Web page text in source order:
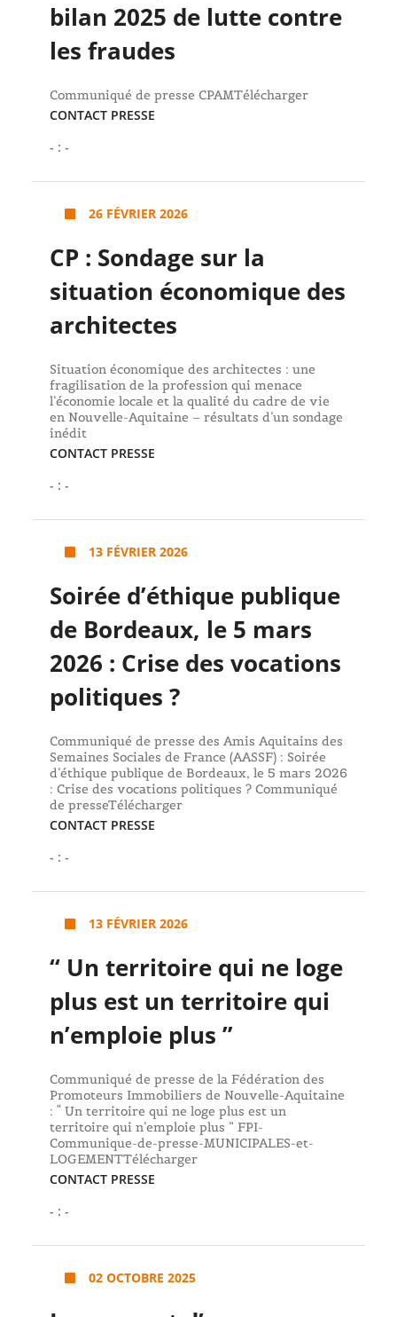
bilan 2025 de lutte contre
les fraudes
Communiqué de presse CPAMTélécharger
CONTACT PRESSE
- : -
26 FÉVRIER 2026
CP : Sondage sur la
situation économique des
architectes
Situation économique des architectes : une
fragilisation de la profession qui menace
l’économie locale et la qualité du cadre de vie
en Nouvelle-Aquitaine – résultats d’un sondage
inédit
CONTACT PRESSE
- : -
13 FÉVRIER 2026
Soirée d’éthique publique
de Bordeaux, le 5 mars
2026 : Crise des vocations
politiques ?
Communiqué de presse des Amis Aquitains des
Semaines Sociales de France (AASSF) : Soirée
d’éthique publique de Bordeaux, le 5 mars 2026
: Crise des vocations politiques ? Communiqué
de presseTélécharger
CONTACT PRESSE
- : -
13 FÉVRIER 2026
“ Un territoire qui ne loge
plus est un territoire qui
n’emploie plus ”
Communiqué de presse de la Fédération des
Promoteurs Immobiliers de Nouvelle-Aquitaine
: “ Un territoire qui ne loge plus est un
territoire qui n’emploie plus ” FPI-
Communique-de-presse-MUNICIPALES-et-
LOGEMENTTélécharger
CONTACT PRESSE
- : -
02 OCTOBRE 2025